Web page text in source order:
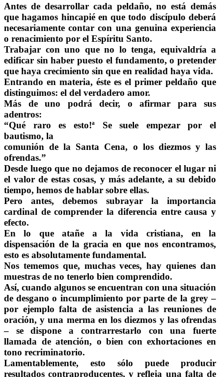
Antes de desarrollar cada peldaño, no está demás
que hagamos hincapié en que todo discípulo deberá
necesariamente contar con una genuina experiencia
o renacimiento por el Espíritu Santo.
Trabajar con uno que no lo tenga, equivaldría a
edificar sin haber puesto el fundamento, o pretender
que haya crecimiento sin que en realidad haya vida.
Entrando en materia, éste es el primer peldaño que
distinguimos: el del verdadero amor.
Más de uno podrá decir, o afirmar para sus
adentros:
“Qué raro es esto!ª Se suele empezar por el
bautismo, la
comunión de la Santa Cena, o los diezmos y las
ofrendas.”
Desde luego que no dejamos de reconocer el lugar ni
el valor de estas cosas, y más adelante, a su debido
tiempo, hemos de hablar sobre ellas.
Pero antes, debemos subrayar la importancia
cardinal de comprender la diferencia entre causa y
efecto.
En lo que atañe a la vida cristiana, en la
dispensación de la gracia en que nos encontramos,
esto es absolutamente fundamental.
Nos tememos que, muchas veces, hay quienes dan
muestras de no tenerlo bien comprendido.
Así, cuando algunos se encuentran con una situación
de desgano o incumplimiento por parte de la grey –
por ejemplo falta de asistencia a las reuniones de
oración, y una merma en los diezmos y las ofrendas
– se dispone a contrarrestarlo con una fuerte
llamada de atención, o bien con exhortaciones en
tono recriminatorio.
Lamentablemente, esto sólo puede producir
resultados contraproducentes, y refleja una falta de